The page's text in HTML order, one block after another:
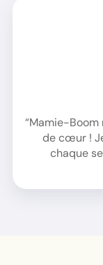
“Mamie-Boom
de cœur !
chaque